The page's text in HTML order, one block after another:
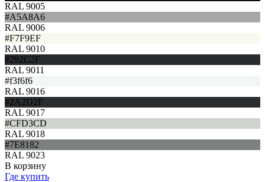
RAL 9005
#A5A8A6
RAL 9006
#F7F9EF
RAL 9010
#292C2F
RAL 9011
#f3f6f6
RAL 9016
#2A2D2F
RAL 9017
#CFD3CD
RAL 9018
#7E8182
RAL 9023
В корзину
Где купить